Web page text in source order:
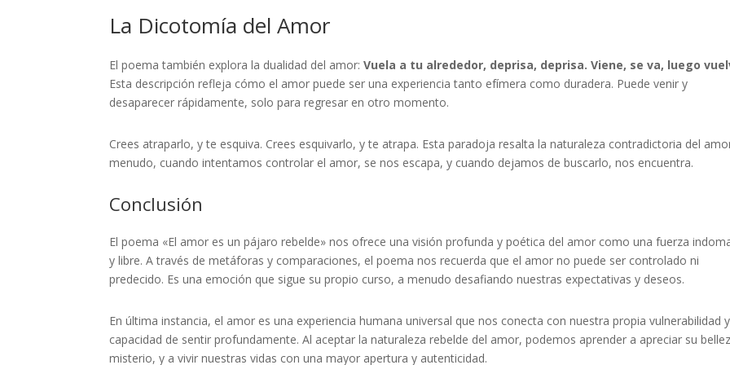
La Dicotomía del Amor
El poema también explora la dualidad del amor:Vuela a tu alrededor, deprisa, deprisa. Viene, se va, luego
Esta descripción refleja cómo el amor puede ser una experiencia tanto efímera como duradera. Puede venir y
desaparecer rápidamente, solo para regresar en otro momento.
Crees atraparlo, y te esquiva. Crees esquivarlo, y te atrapa. Esta paradoja resalta la naturaleza contradictoria del
menudo, cuando intentamos controlar el amor, se nos escapa, y cuando dejamos de buscarlo, nos encuentra.
Conclusión
El poema «El amor es un pájaro rebelde» nos ofrece una visión profunda y poética del amor como una fuerza
y libre. A través de metáforas y comparaciones, el poema nos recuerda que el amor no puede ser controlado ni
predecido. Es una emoción que sigue su propio curso, a menudo desafiando nuestras expectativas y deseos.
En última instancia, el amor es una experiencia humana universal que nos conecta con nuestra propia vulnerabilidad y
capacidad de sentir profundamente. Al aceptar la naturaleza rebelde del amor, podemos aprender a apreciar su
misterio, y a vivir nuestras vidas con una mayor apertura y autenticidad.